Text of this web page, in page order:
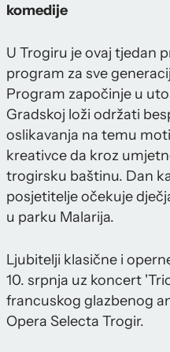
komedije
U Trogiru je ovaj tjedan
program za sve
Program započinje u
Gradskoj loži održati
oslikavanja na temu
kreativce da kroz
trogirsku baštinu. Dan
posjetitelje očekuje
u parku Malarija.
Ljubitelji klasične i
10. srpnja uz koncert
francuskog glazbenog
Opera Selecta Trogir.